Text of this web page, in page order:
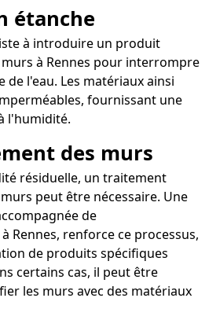
étanche
à introduire un produit
à Rennes pour interrompre
de l'eau. Les matériaux ainsi
fournissant une
l'humidité.
des murs
résiduelle, un traitement
peut être nécessaire. Une
de
Rennes, renforce ce processus,
de produits spécifiques
certains cas, il peut être
les murs avec des matériaux